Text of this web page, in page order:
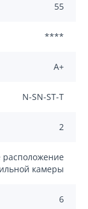
55
****
А+
N-SN-ST-T
2
камеры
6